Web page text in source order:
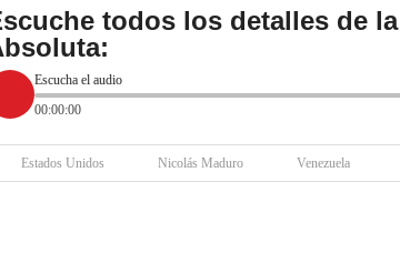
todos los detalles de
Escucha el audio
00:00:00
Estados Unidos Nicolás Maduro Venezuela